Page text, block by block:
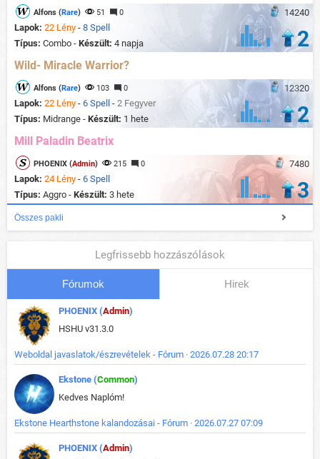
14240
Alfons (Rare) 51 0
Lapok: 22 Lény - 8 Spell
Típus: Combo - Készült: 4 napja 2
Wild- Miracle Warrior?
12320
Alfons (Rare) 103 0
Lapok: 22 Lény - 6 Spell - 2 Fegyver
Típus: Midrange - Készült: 1 hete 2
Mill Paladin Beatrix
7480
PHOENIX (Admin) 215 0
Lapok: 24 Lény - 6 Spell
Típus: Aggro - Készült: 3 hete 3
Összes pakli
Legfrissebb hozzászólások
Fórumok Hirek
PHOENIX (Admin)
HSHU v31.3.0
Weboldal javaslatok/észrevételek - Fórum · 2026.07.28 20:17
Ekstone (Common)
Kedves Naplóm!
Ekstone Hearthstone kalandozásai - Fórum · 2026.07.27 07:09
PHOENIX (Admin)